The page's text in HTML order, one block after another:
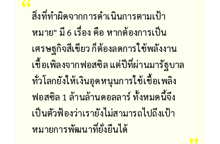
สิ่งที่ทำผิดจากการดำเนินการตามเป้า
หมาย" มี 6 เรื่อง คือ หากต้องการเป็น
เศรษฐกิจสีเขียว ก็ต้องลดการใช้พลังงาน
เชื้อเพิลงจากฟอสซิล แต่ปีที่ผ่านมารัฐบาล
ทั่วโลกยังให้เงินอุดหนุนการใช้เชื้อเพลิง
ฟอสซิล 1 ล้านล้านดอลลาร์ ทั้งหมดนี้จึง
เป็นตัวฟ้องว่าเรายังไม่สามารถไปถึงเป้า
หมายการพัฒนาที่ยั่งยืนได้